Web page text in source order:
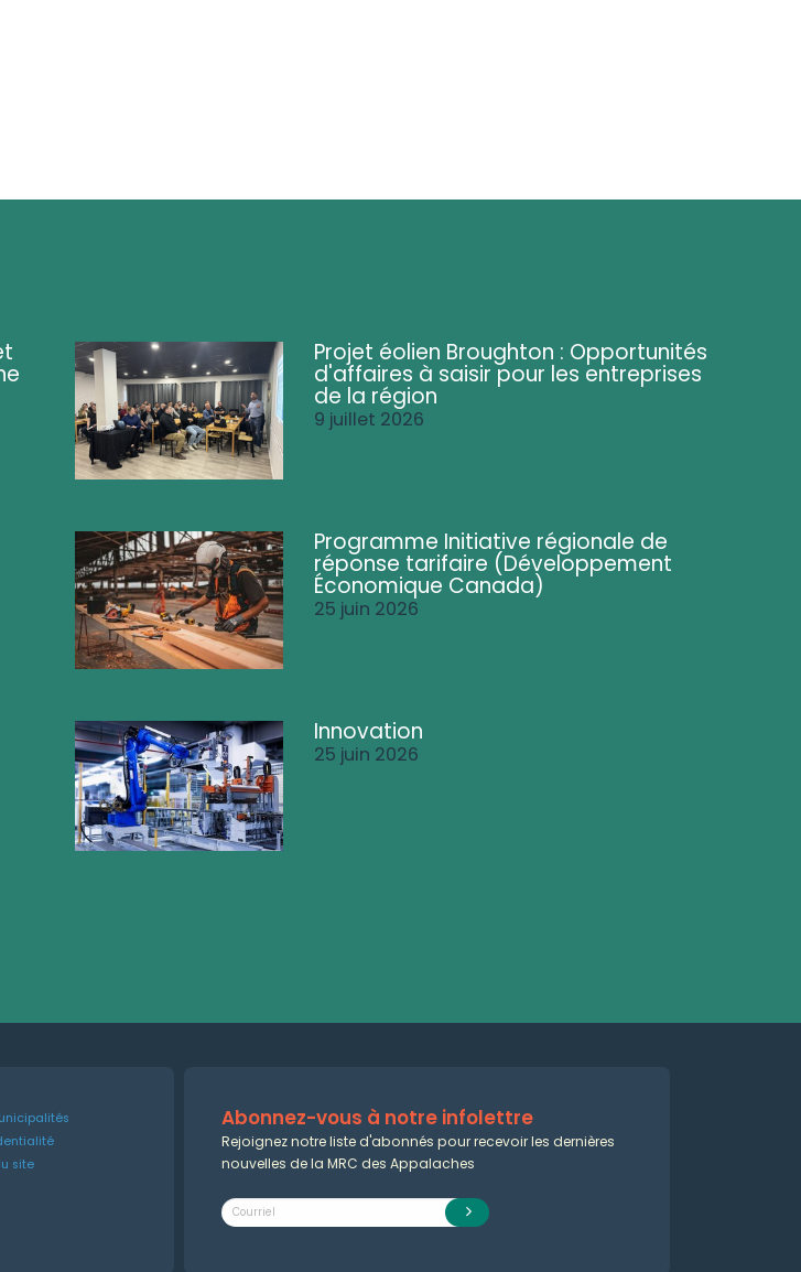
Projet éolien Broughton : Opportunités
d'affaires à saisir pour les entreprises
de la région
9 juillet 2026
Programme Initiative régionale de
réponse tarifaire (Développement
Économique Canada)
25 juin 2026
Innovation
25 juin 2026
site
Abonnez-vous à notre infolettre
Rejoignez notre liste d'abonnés pour recevoir les dernières
nouvelles de la MRC des Appalaches